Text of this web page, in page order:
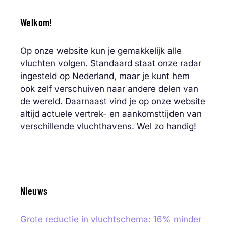
Welkom!
Op onze website kun je gemakkelijk alle
vluchten volgen. Standaard staat onze radar
ingesteld op Nederland, maar je kunt hem
ook zelf verschuiven naar andere delen van
de wereld. Daarnaast vind je op onze website
altijd actuele vertrek- en aankomsttijden van
verschillende vluchthavens. Wel zo handig!
Nieuws
Grote reductie in vluchtschema: 16% minder